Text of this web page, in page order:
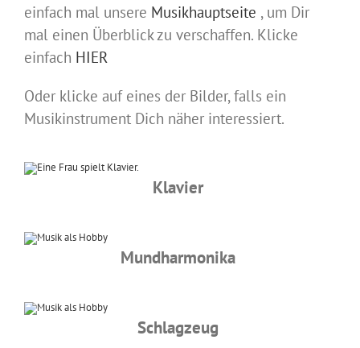
einfach mal unsere Musikhauptseite , um Dir
mal einen Überblick zu verschaffen. Klicke
einfach HIER
Oder klicke auf eines der Bilder, falls ein
Musikinstrument Dich näher interessiert.
Klavier
Mundharmonika
Schlagzeug